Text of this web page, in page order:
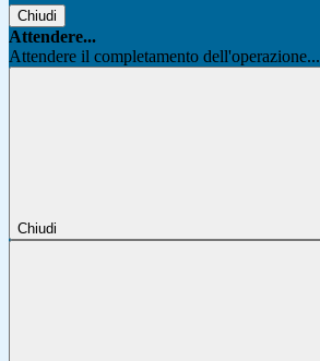
Chiudi
Attendere...
Attendere il completamento dell'operazione...
Chiudi